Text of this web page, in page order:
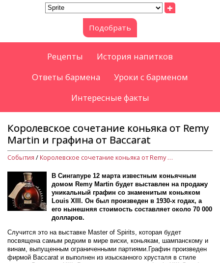
+
Подобрать
Рецепты
История напитков
Ответы бармена
Уроки с барменом
Интересные факты
Королевское сочетание коньяка от Remy
Martin и графина от Baccarat
События / Королевское сочетание коньяка от Remy Martin и графина от Baccarat
В Сингапуре 12 марта известным коньячным
домом Remy Martin будет выставлен на продажу
уникальный графин со знаменитым коньяком
Louis XIII. Он был произведен в 1930-х годах, а
его нынешняя стоимость составляет около 70 000
долларов.
Случится это на выставке Master of Spirits, которая будет
посвящена самым редким в мире виски, коньякам, шампанскому и
винам, выпущенным ограниченными партиями.Графин произведен
фирмой Baccarat и выполнен из изысканного хрусталя в стиле